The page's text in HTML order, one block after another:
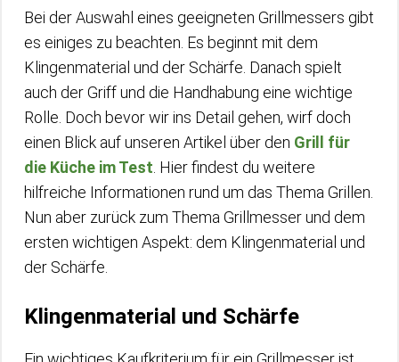
Bei der Auswahl eines geeigneten Grillmessers gibt
es einiges zu beachten. Es beginnt mit dem
Klingenmaterial und der Schärfe. Danach spielt
auch der Griff und die Handhabung eine wichtige
Rolle. Doch bevor wir ins Detail gehen, wirf doch
einen Blick auf unseren Artikel über den Grill für
die Küche im Test . Hier findest du weitere
hilfreiche Informationen rund um das Thema Grillen.
Nun aber zurück zum Thema Grillmesser und dem
ersten wichtigen Aspekt: dem Klingenmaterial und
der Schärfe.
Klingenmaterial und Schärfe